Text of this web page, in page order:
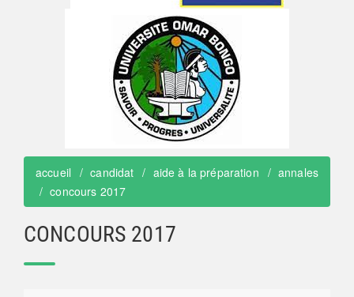
accueil candidat aide à la préparation
annales
concours 2017
CONCOURS 2017